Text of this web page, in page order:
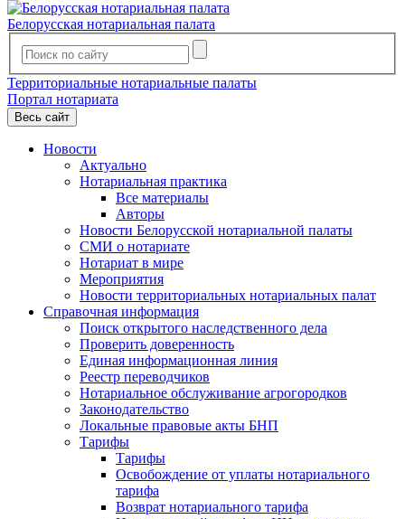
Белорусская нотариальная палата
Территориальные нотариальные палаты
Портал нотариата
Весь сайт
Новости
Актуально
Нотариальная практика
Все материалы
Авторы
Новости Белорусской нотариальной палаты
СМИ о нотариате
Нотариат в мире
Мероприятия
Новости территориальных нотариальных палат
Справочная информация
Поиск открытого наследственного дела
Проверить доверенность
Единая информационная линия
Реестр переводчиков
Нотариальное обслуживание агрогородков
Законодательство
Локальные правовые акты БНП
Тарифы
Тарифы
Освобождение от уплаты нотариального
тарифа
Возврат нотариального тарифа